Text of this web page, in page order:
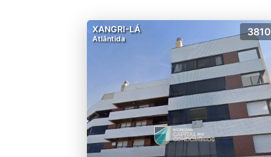
XANGRI-LÁ
Atlântida
3810